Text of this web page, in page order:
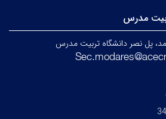
مدرس
پل نصر دانشگاه تربیت مدرس